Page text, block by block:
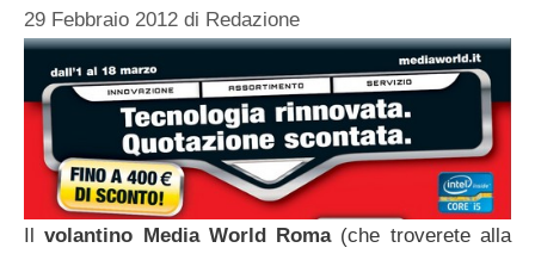
29 Febbraio 2012 di Redazione
Ilvolantino Media World Roma(che troverete alla